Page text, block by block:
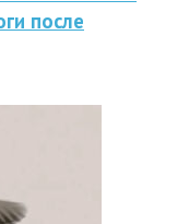
после